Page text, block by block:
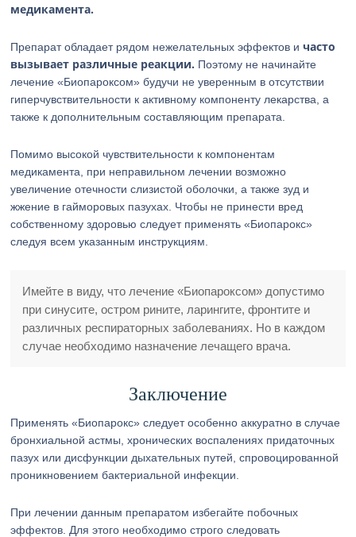
медикамента.
Препарат обладает рядом нежелательных эффектов ичасто
вызывает различные реакции. Поэтому не начинайте
лечение «Биопароксом» будучи не уверенным в отсутствии
гиперчувствительности к активному компоненту лекарства, а
также к дополнительным составляющим препарата.
Помимо высокой чувствительности к компонентам
медикамента, при неправильном лечении возможно
увеличение отечности слизистой оболочки, а также зуд и
жжение в гайморовых пазухах. Чтобы не принести вред
собственному здоровью следует применять «Биопарокс»
следуя всем указанным инструкциям.
Имейте в виду, что лечение «Биопароксом» допустимо
при синусите, остром рините, ларингите, фронтите и
различных респираторных заболеваниях. Но в каждом
случае необходимо назначение лечащего врача.
Заключение
Применять «Биопарокс» следует особенно аккуратно в случае
бронхиальной астмы, хронических воспалениях придаточных
пазух или дисфункции дыхательных путей, спровоцированной
проникновением бактериальной инфекции.
При лечении данным препаратом избегайте побочных
эффектов. Для этого необходимо строго следовать